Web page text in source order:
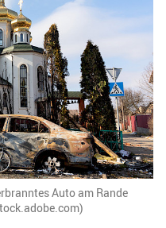
Auto am Rande